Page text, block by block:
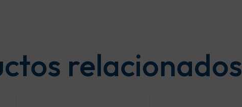
relacionados